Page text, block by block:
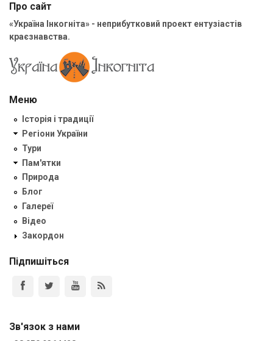
Про сайт
«Україна Інкогніта» - неприбутковий проект ентузіастів
краєзнавства.
Меню
Історія і традиції
Регіони України
Тури
Пам'ятки
Природа
Блог
Галереї
Відео
Закордон
Підпишіться
Зв'язок з нами